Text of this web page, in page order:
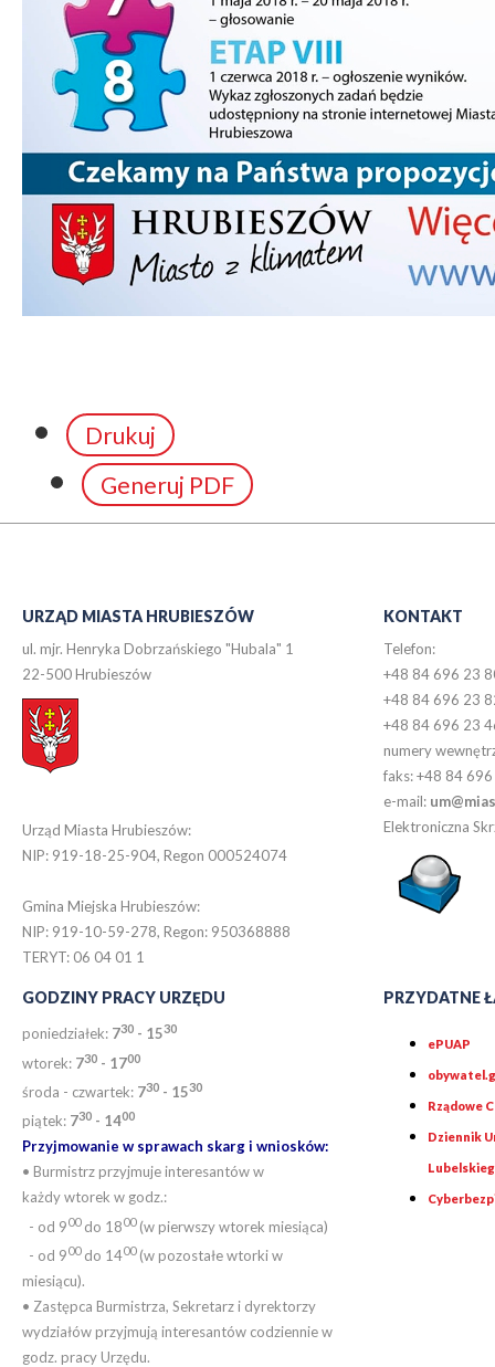
Drukuj
Generuj PDF
URZĄD MIASTA HRUBIESZÓW
ul. mjr. Henryka Dobrzańskiego "Hubala" 1
22-500 Hrubieszów
Urząd Miasta Hrubieszów:
NIP: 919-18-25-904, Regon 000524074
Gmina Miejska Hrubieszów:
NIP: 919-10-59-278, Regon: 950368888
TERYT: 06 04 01 1
KONTAKT
Telefon:
+48 84 696 23
+48 84 696 23
+48 84 696 23
numery
faks: +48 84
e-mail:
Elektroniczna
GODZINY PRACY URZĘDU
poniedziałek: 730 - 1530
wtorek: 730 - 1700
środa - czwartek: 730 - 1530
piątek: 730 - 1400
Przyjmowanie w sprawach skarg i wniosków:
• Burmistrz przyjmuje interesantów w
każdy wtorek w godz.:
- od 900do 1800(w pierwszy wtorek miesiąca)
- od 900do 1400(w pozostałe wtorki w
miesiącu).
• Zastępca Burmistrza, Sekretarz i dyrektorzy
wydziałów przyjmują interesantów codziennie w
godz. pracy Urzędu.
PRZYDATNE
ePUAP
Rządowe
Dziennik